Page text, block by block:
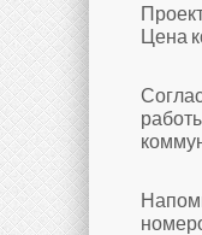
Цена